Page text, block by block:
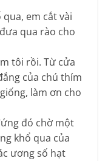
em cắt vài
qua rào cho
tôi rồi. Từ cửa
của chú thím
làm ơn cho
đó chờ một
khổ qua của
ương số hạt